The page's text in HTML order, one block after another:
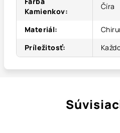
Kamienkov:
Číra
Materiál:
Príležitosť: